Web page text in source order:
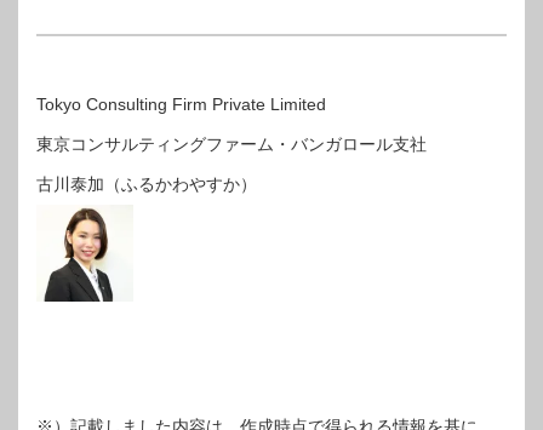
Tokyo Consulting Firm Private Limited
東京コンサルティングファーム・バンガロール支社
古川泰加（ふるかわやすか）